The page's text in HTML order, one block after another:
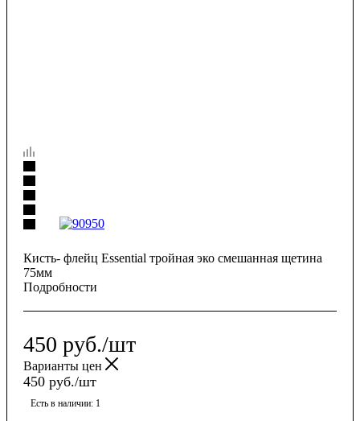
Кисть- флейц Essential тройная эко смешанная щетина
75мм
Подробности
450 руб./шт
Варианты цен
450 руб./шт
Есть в наличии: 1